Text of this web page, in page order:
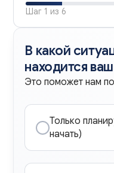
Шаг 1 из 6
В какой
находится
Это поможет нам
Только
начать)